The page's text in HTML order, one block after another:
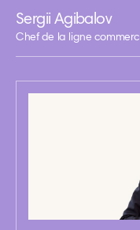
Sergii Agibalov
Chef de la ligne